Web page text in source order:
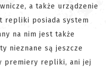
a także urządzenie
repliki posiada system
na nim jest także
nieznane są jeszcze
premiery repliki, ani jej